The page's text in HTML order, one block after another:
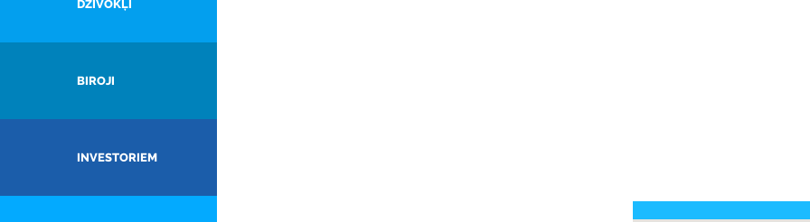
DZĪVOKĻI
BIROJI
INVESTORIEM